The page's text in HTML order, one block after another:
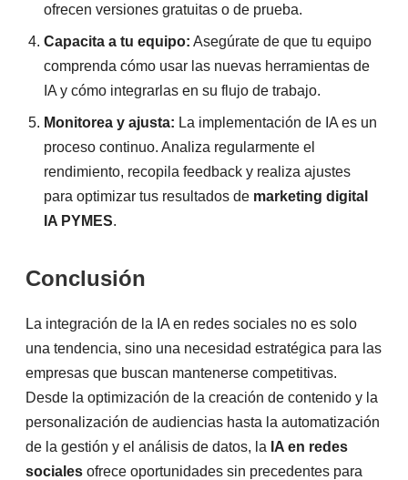
ofrecen versiones gratuitas o de prueba.
Capacita a tu equipo: Asegúrate de que tu equipo
comprenda cómo usar las nuevas herramientas de
IA y cómo integrarlas en su flujo de trabajo.
Monitorea y ajusta: La implementación de IA es un
proceso continuo. Analiza regularmente el
rendimiento, recopila feedback y realiza ajustes
para optimizar tus resultados de marketing digital
IA PYMES.
Conclusión
La integración de la IA en redes sociales no es solo
una tendencia, sino una necesidad estratégica para las
empresas que buscan mantenerse competitivas.
Desde la optimización de la creación de contenido y la
personalización de audiencias hasta la automatización
de la gestión y el análisis de datos, la IA en redes
sociales ofrece oportunidades sin precedentes para